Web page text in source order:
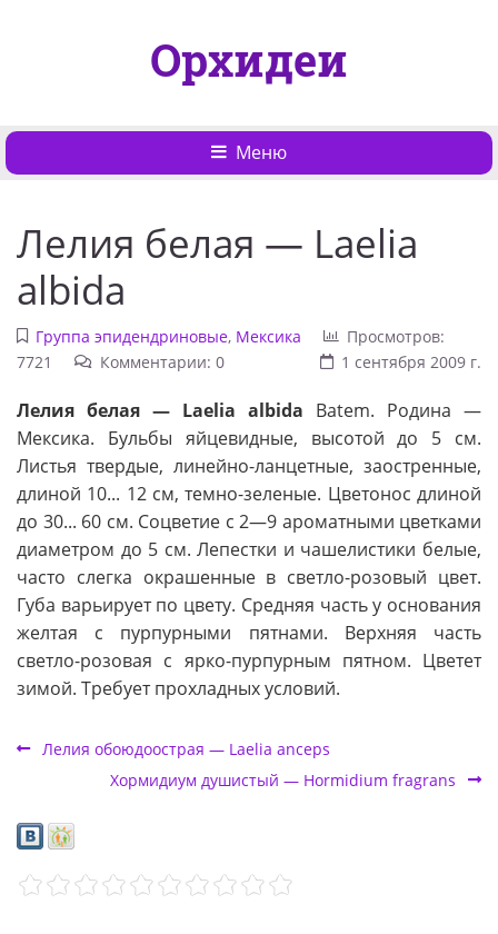
Орхидеи
Меню
Лелия белая — Laelia
albida
Группа эпидендриновые, Мексика
Просмотров:
7721
Комментарии: 0 1 сентября 2009 г.
Лелия белая — Laelia albida Batem. Родина —
Мексика. Бульбы яйцевидные, высотой до 5 см.
Листья твердые, линейно-ланцетные, заостренные,
длиной 10... 12 см, темно-зеленые. Цветонос длиной
до 30... 60 см. Соцветие с 2—9 ароматными цветками
диаметром до 5 см. Лепестки и чашелистики белые,
часто слегка окрашенные в светло-розовый цвет.
Губа варьирует по цвету. Средняя часть у основания
желтая с пурпурными пятнами. Верхняя часть
светло-розовая с ярко-пурпурным пятном. Цветет
зимой. Требует прохладных условий.
Лелия обоюдоострая — Laelia anceps
Xормидиум душистый — Hormidium fragrans